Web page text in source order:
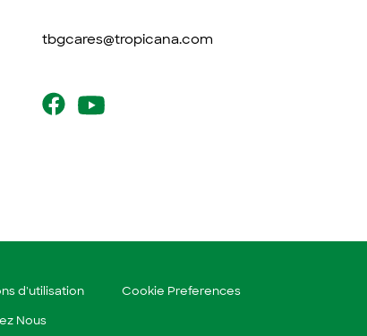
tbgcares@tropicana.com
Facebook (opens a new
window)
Facebook (opens a new
window)
d'utilisation
Cookie Preferences
Nous